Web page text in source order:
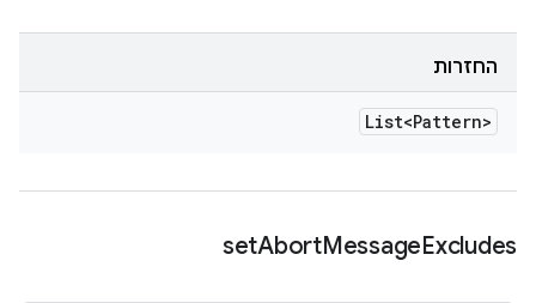
החזרות
List<Pattern>
setAbortMessageExcludes